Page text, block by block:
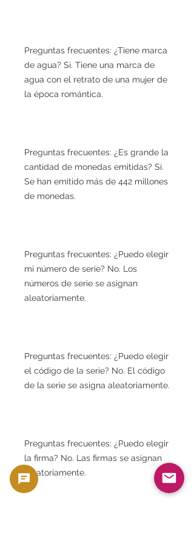
Preguntas frecuentes: ¿Tiene marca
de agua? Sí. Tiene una marca de
agua con el retrato de una mujer de
la época romántica.
Preguntas frecuentes: ¿Es grande la
cantidad de monedas emitidas? Sí.
Se han emitido más de 442 millones
de monedas.
Preguntas frecuentes: ¿Puedo elegir
mi número de serie? No. Los
números de serie se asignan
aleatoriamente.
Preguntas frecuentes: ¿Puedo elegir
el código de la serie? No. El código
de la serie se asigna aleatoriamente.
Preguntas frecuentes: ¿Puedo elegir
la firma? No. Las firmas se asignan
aleatoriamente.